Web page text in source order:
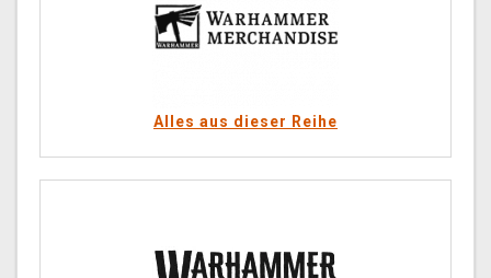
Alles aus dieser Reihe